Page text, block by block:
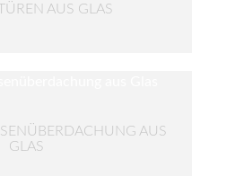
AUS GLAS
AUS
GLAS